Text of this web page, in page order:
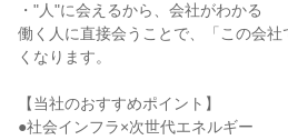
・"人"に会えるから、会社がわかる
働く人に直接会うことで、「この会
くなります。
【当社のおすすめポイント】
●社会インフラ×次世代エネルギー